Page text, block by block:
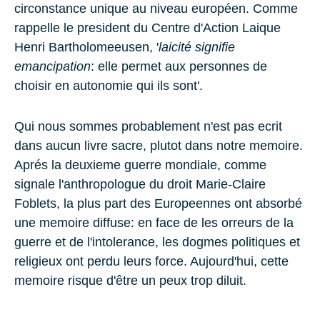
circonstance unique au niveau européen. Comme
rappelle le president du Centre d'Action Laique
Henri Bartholomeeusen, 'laicité signifie
emancipation: elle permet aux personnes de
choisir en autonomie qui ils sont'.
Qui nous sommes probablement n'est pas ecrit
dans aucun livre sacre, plutot dans notre memoire.
Aprés la deuxieme guerre mondiale, comme
signale l'anthropologue du droit Marie-Claire
Foblets, la plus part des Europeennes ont absorbé
une memoire diffuse: en face de les orreurs de la
guerre et de l'intolerance, les dogmes politiques et
religieux ont perdu leurs force. Aujourd'hui, cette
memoire risque d'être un peux trop diluit.